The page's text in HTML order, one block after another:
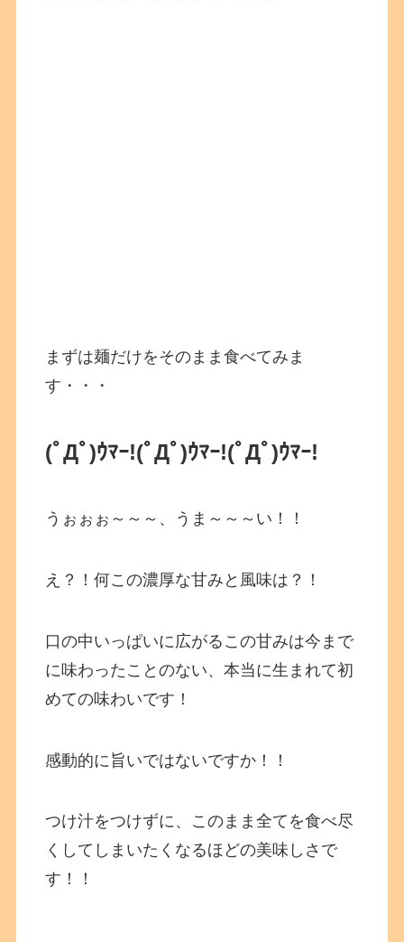
まずは麺だけをそのまま食べてみま
す・・・
(ﾟДﾟ)ｳﾏｰ!(ﾟДﾟ)ｳﾏｰ!(ﾟДﾟ)ｳﾏｰ!
うぉぉぉ～～～、うま～～～い！！
え？！何この濃厚な甘みと風味は？！
口の中いっぱいに広がるこの甘みは今まで
に味わったことのない、本当に生まれて初
めての味わいです！
感動的に旨いではないですか！！
つけ汁をつけずに、このまま全てを食べ尽
くしてしまいたくなるほどの美味しさで
す！！